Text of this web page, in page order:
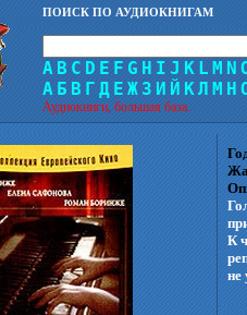
ПОИСК ПО АУДИОКНИГАМ
A B C D E F G H I J K L M N
А Б В Г Д Е Ж З И Й КЛ М Н
Аудиокниги, большая база.
К
не